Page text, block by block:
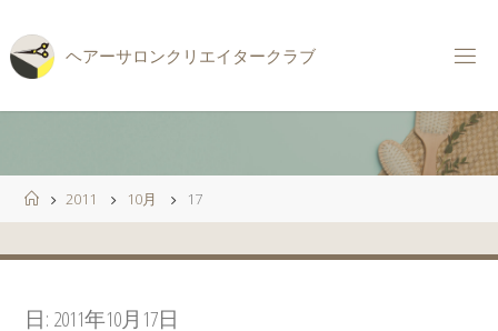
ン
テ
ス
プ
ヘアーサロ ンク リ エイ タークラブ
ホ
ー
2011 10月 17
日: 2011年10月17日